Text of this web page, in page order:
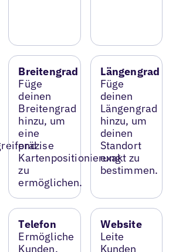
Breitengrad
Füge
deinen
Breitengrad
hinzu, um
eine
präzise
Kartenpositionierung
zu
ermöglichen.
Längengrad
Füge
deinen
Längengrad
hinzu, um
deinen
Standort
exakt zu
bestimmen.
Telefon
Ermögliche
Kunden,
Website
Leite
Kunden